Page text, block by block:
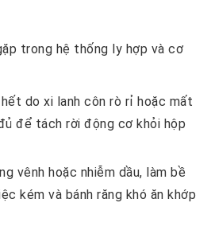
trong hệ thống ly hợp và cơ
do xi lanh côn rò rỉ hoặc mất
để tách rời động cơ khỏi hộp
vênh hoặc nhiễm dầu, làm bề
kém và bánh răng khó ăn khớp